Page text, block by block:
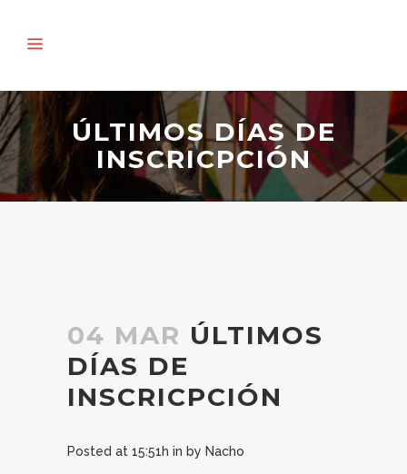
ÚLTIMOS DÍAS DE
INSCRICPCIÓN
04 MAR ÚLTIMOS
DÍAS DE
INSCRICPCIÓN
Posted at 15:51h in by Nacho